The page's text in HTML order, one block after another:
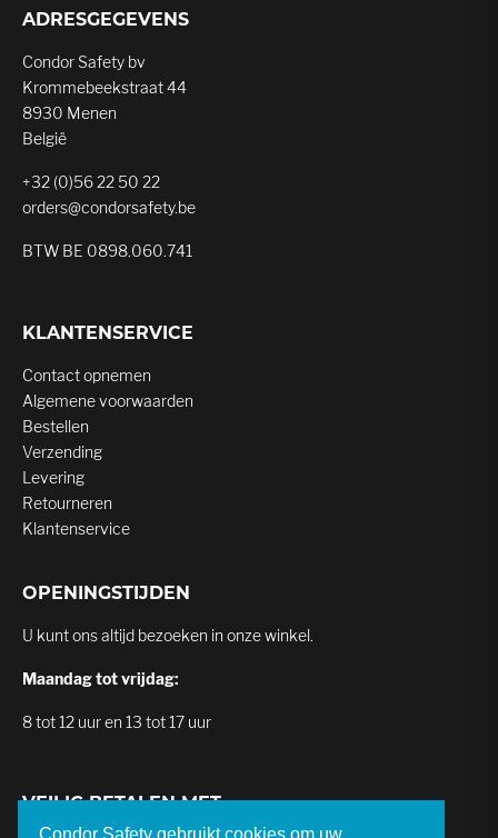
Condor Safety gebruikt cookies om uw
ADRESGEGEVENS
Condor Safety bv
Krommebeekstraat 44
8930 Menen
België
+32 (0)56 22 50 22
orders@condorsafety.be
BTW BE 0898.060.741
KLANTENSERVICE
Contact opnemen
Algemene voorwaarden
Bestellen
Verzending
Levering
Retourneren
Klantenservice
OPENINGSTIJDEN
U kunt ons altijd bezoeken in onze winkel.
Maandag tot vrijdag:
8 tot 12 uur en 13 tot 17 uur
VEILIG BETALEN MET